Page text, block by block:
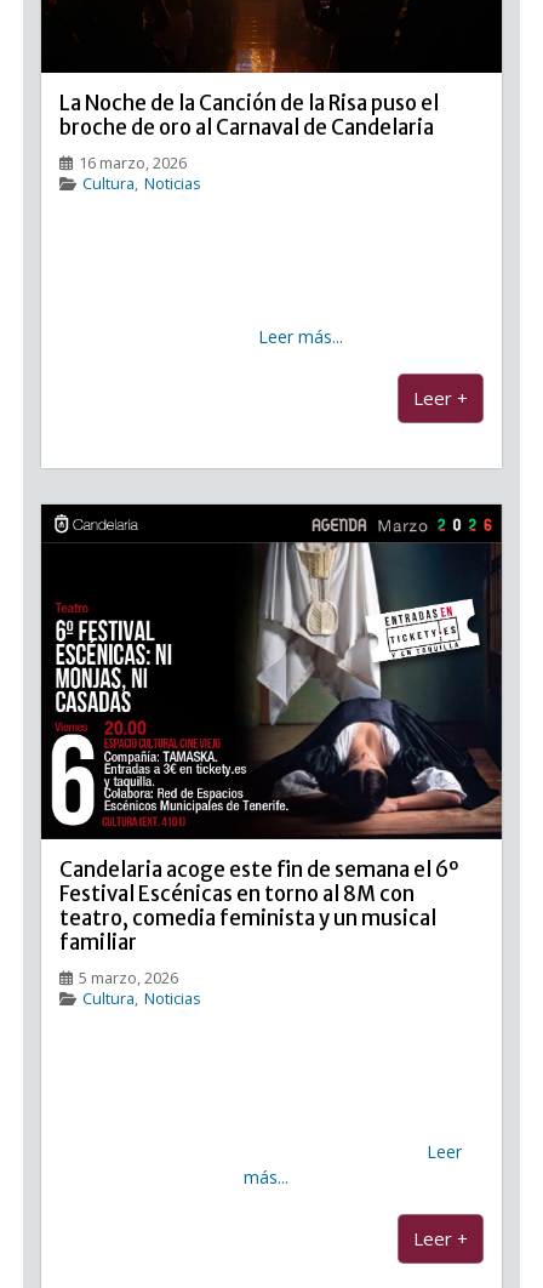
La Noche de la Canción de la Risa puso el
broche de oro al Carnaval de Candelaria
16 marzo, 2026
Cultura, Noticias
Leer más...
Leer +
Candelaria acoge este fin de semana el 6º
Festival Escénicas en torno al 8M con
teatro, comedia feminista y un musical
familiar
5 marzo, 2026
Cultura, Noticias
Leer
más...
Leer +